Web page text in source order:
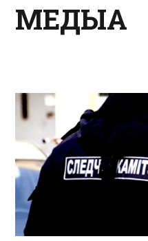
МЕДЫА